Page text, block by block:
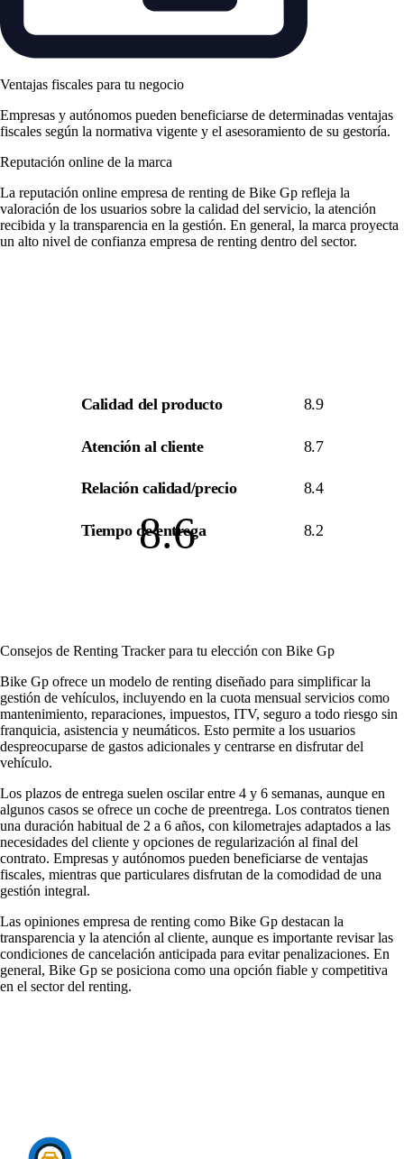
Ventajas fiscales para tu negocio
Empresas y autónomos pueden beneficiarse de determinadas ventajas
fiscales según la normativa vigente y el asesoramiento de su gestoría.
Reputación online de la marca
La reputación online empresa de renting de Bike Gp refleja la
valoración de los usuarios sobre la calidad del servicio, la atención
recibida y la transparencia en la gestión. En general, la marca proyecta
un alto nivel de confianza empresa de renting dentro del sector.
8.6
Calidad del producto 8.9
Atención al cliente 8.7
Relación calidad/precio 8.4
Tiempo de entrega 8.2
Consejos de Renting Tracker para tu elección con Bike Gp
Bike Gp ofrece un modelo de renting diseñado para simplificar la
gestión de vehículos, incluyendo en la cuota mensual servicios como
mantenimiento, reparaciones, impuestos, ITV, seguro a todo riesgo sin
franquicia, asistencia y neumáticos. Esto permite a los usuarios
despreocuparse de gastos adicionales y centrarse en disfrutar del
vehículo.
Los plazos de entrega suelen oscilar entre 4 y 6 semanas, aunque en
algunos casos se ofrece un coche de preentrega. Los contratos tienen
una duración habitual de 2 a 6 años, con kilometrajes adaptados a las
necesidades del cliente y opciones de regularización al final del
contrato. Empresas y autónomos pueden beneficiarse de ventajas
fiscales, mientras que particulares disfrutan de la comodidad de una
gestión integral.
Las opiniones empresa de renting como Bike Gp destacan la
transparencia y la atención al cliente, aunque es importante revisar las
condiciones de cancelación anticipada para evitar penalizaciones. En
general, Bike Gp se posiciona como una opción fiable y competitiva
en el sector del renting.